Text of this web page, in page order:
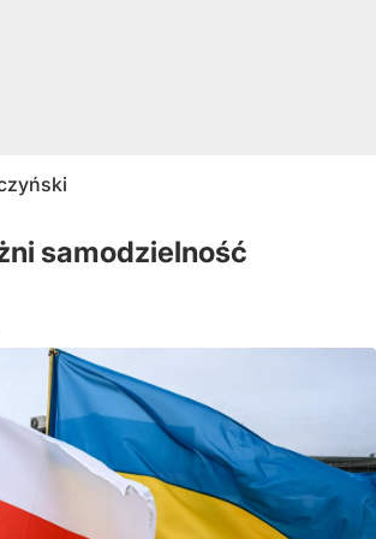
samodzielność